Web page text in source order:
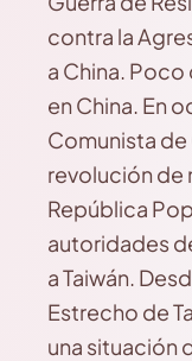
contra la
a China.
en China. En
Comunista de
revolución de
República
autoridades
a Taiwán.
Estrecho de
una situación